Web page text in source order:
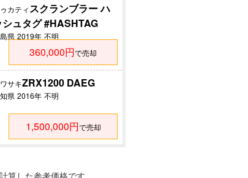
ゥカティスクランブラー ハ
シュタグ #HASHTAG
県 2019年 不明
360,000円で売却
サキZRX1200 DAEG
県 2016年 不明
1,500,000円で売却
した参考価格です。